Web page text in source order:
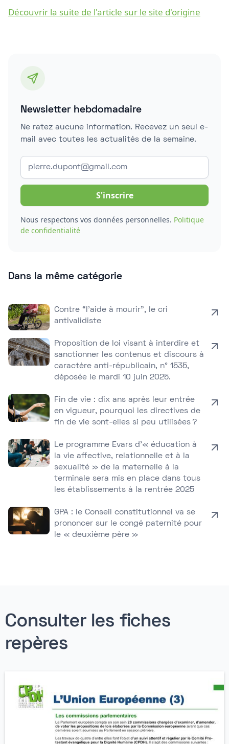
Découvrir la suite de l'article sur le site d'origine
Newsletter hebdomadaire
Ne ratez aucune information. Recevez un seul e-
mail avec toutes les actualités de la semaine.
Nous respectons vos données personnelles. Politique
de confidentialité
Dans la même catégorie
Contre “l’aide à mourir”, le cri
antivalidiste
Proposition de loi visant à interdire et
sanctionner les contenus et discours à
caractère anti-républicain, n° 1535,
déposée le mardi 10 juin 2025.
Fin de vie : dix ans après leur entrée
en vigueur, pourquoi les directives de
fin de vie sont-elles si peu utilisées ?
Le programme Evars d’« éducation à
la vie affective, relationnelle et à la
sexualité » de la maternelle à la
terminale sera mis en place dans tous
les établissements à la rentrée 2025
GPA : le Conseil constitutionnel va se
prononcer sur le congé paternité pour
le « deuxième père »
Consulter les fiches
repères